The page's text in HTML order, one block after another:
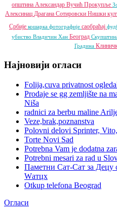
општина Александар Вучић Прокупље
Алексинац Драгана Сотировски Нишки
Србије кошарка фотографије саобраћај
убиство Владичин Хан Београд
Градина
Најновији огласи
Folija,cuva privatnost
Prodaje se gg zemljište na
Niša
radnici za berbu maline
Veze,brak,poznanstva
Polovni delovi Sprinter,
Torte Novi Sad
Potrebna Vam je dodatna
Potrebni mesari za rad u
Паметни Сат-Сат за
Wатцх
Otkup telefona Beograd
Огласи